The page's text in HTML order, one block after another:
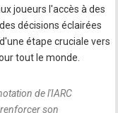
joueurs l'accès à des
décisions éclairées
étape cruciale vers
tout le monde.
de l'IARC
son